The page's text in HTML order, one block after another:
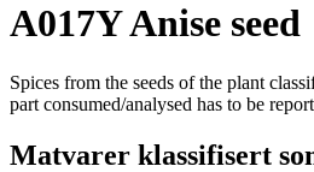
A017Y Anise seed
Spices from the seeds of the plant
part consumed/analysed has to be
Matvarer klassifisert